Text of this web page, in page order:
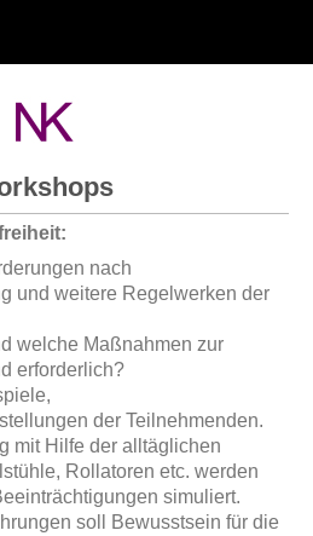
nach
und weitere Regelwerken der
welche Maßnahmen zur
erforderlich?
der Teilnehmenden.
mit Hilfe der alltäglichen
Rollatoren etc. werden
simuliert.
soll Bewusstsein für die